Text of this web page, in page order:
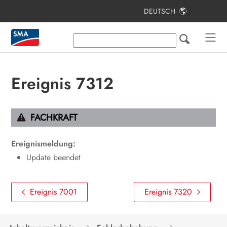
DEUTSCH
Ereignis 7312
FACHKRAFT
Ereignismeldung:
Update beendet
Ereignis 7001 Ereignis 7320
Inhaltsverzeichnis
Hinweise zu diesem Dokument
Lieferumfang
Lieferumfang Stele
Montage
Elektrischer Anschluss
Inbetriebnahme
Bedienung